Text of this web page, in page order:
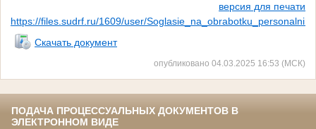
версия для печати
https://files.sudrf.ru/1609/user/
Скачать документ
опубликовано 04.03.2025 16:53 (МСК)
ПОДАЧА ПРОЦЕССУАЛЬНЫХ ДОКУМЕНТОВ В
ЭЛЕКТРОННОМ ВИДЕ